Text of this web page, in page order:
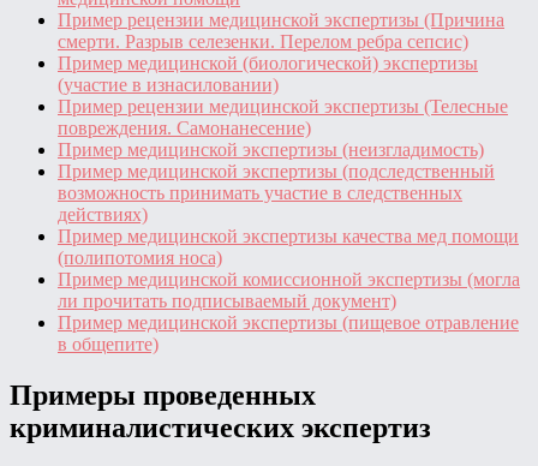
Пример рецензии медицинской экспертизы (Причина
смерти. Разрыв селезенки. Перелом ребра сепсис)
Пример медицинской (биологической) экспертизы
(участие в изнасиловании)
Пример рецензии медицинской экспертизы (Телесные
повреждения. Самонанесение)
Пример медицинской экспертизы (неизгладимость)
Пример медицинской экспертизы (подследственный
возможность принимать участие в следственных
действиях)
Пример медицинской экспертизы качества мед помощи
(полипотомия носа)
Пример медицинской комиссионной экспертизы (могла
ли прочитать подписываемый документ)
Пример медицинской экспертизы (пищевое отравление
в общепите)
Примеры проведенных
криминалистических экспертиз